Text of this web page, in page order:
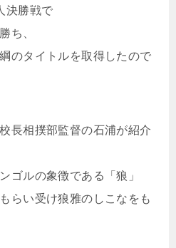
決勝戦で
ち、
のタイトルを取得したので
長相撲部監督の石浦が紹介
ゴルの象徴である「狼」
らい受け狼雅のしこなをも